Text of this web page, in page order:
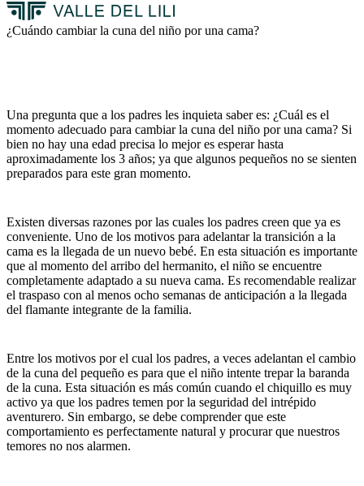
¿Cuándo cambiar la cuna del niño por una cama?
Una pregunta que a los padres les inquieta saber es: ¿Cuál es el
momento adecuado para cambiar la cuna del niño por una cama? Si
bien no hay una edad precisa lo mejor es esperar hasta
aproximadamente los 3 años; ya que algunos pequeños no se sienten
preparados para este gran momento.
Existen diversas razones por las cuales los padres creen que ya es
conveniente. Uno de los motivos para adelantar la transición a la
cama es la llegada de un nuevo bebé. En esta situación es importante
que al momento del arribo del hermanito, el niño se encuentre
completamente adaptado a su nueva cama. Es recomendable realizar
el traspaso con al menos ocho semanas de anticipación a la llegada
del flamante integrante de la familia.
Entre los motivos por el cual los padres, a veces adelantan el cambio
de la cuna del pequeño es para que el niño intente trepar la baranda
de la cuna. Esta situación es más común cuando el chiquillo es muy
activo ya que los padres temen por la seguridad del intrépido
aventurero. Sin embargo, se debe comprender que este
comportamiento es perfectamente natural y procurar que nuestros
temores no nos alarmen.